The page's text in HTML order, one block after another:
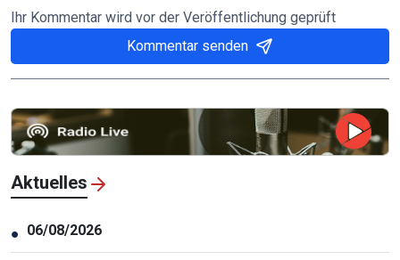
Ihr Kommentar wird vor der Veröffentlichung geprüft
Kommentar senden
Aktuelles
● 06/08/2026